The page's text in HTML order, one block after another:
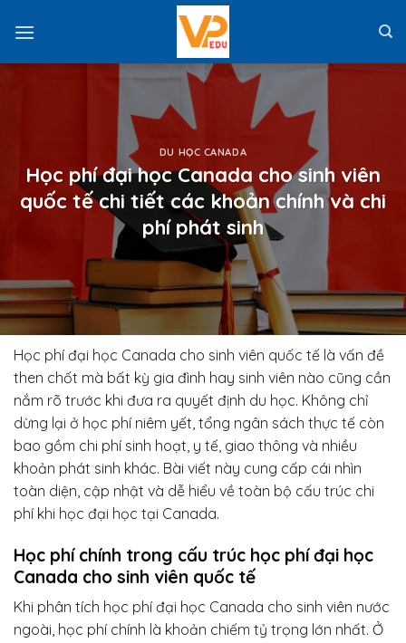
DU HỌC CANADA
Học phí đại học Canada cho sinh viên
quốc tế chi tiết các khoản chính và chi
phí phát sinh
Học phí đại học Canada cho sinh viên quốc tế là vấn đề
then chốt mà bất kỳ gia đình hay sinh viên nào cũng cần
nắm rõ trước khi đưa ra quyết định du học. Không chỉ
dừng lại ở học phí niêm yết, tổng ngân sách thực tế còn
bao gồm chi phí sinh hoạt, y tế, giao thông và nhiều
khoản phát sinh khác. Bài viết này cung cấp cái nhìn
toàn diện, cập nhật và dễ hiểu về toàn bộ cấu trúc chi
phí khi học đại học tại Canada.
Học phí chính trong cấu trúc học phí đại học
Canada cho sinh viên quốc tế
Khi phân tích học phí đại học Canada cho sinh viên nước
ngoài, học phí chính là khoản chiếm tỷ trọng lớn nhất. Ở